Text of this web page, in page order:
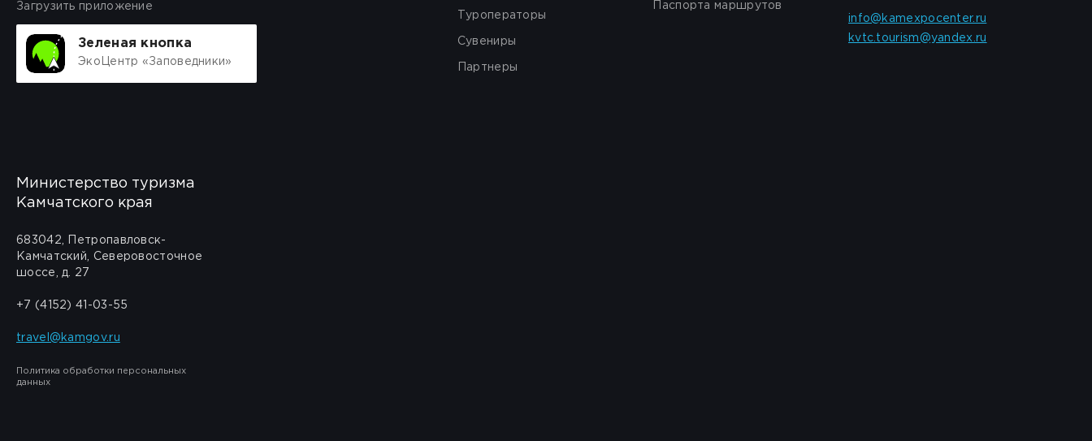
Загрузить приложение
Зеленая кнопка
ЭкоЦентр «Заповедники»
Туроператоры
Сувениры
Партнеры
Паспорта маршрутов
info@kamexpocenter.ru
kvtc.tourism@yandex.ru
Министерство туризма
Камчатского края
683042, Петропавловск-
Камчатский, Северовосточное
шоссе, д. 27
+7 (4152) 41-03-55
travel@kamgov.ru
Политика обработки персональных
данных